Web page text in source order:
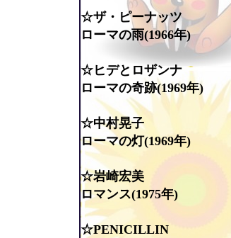
☆ザ・ピーナッツ
ローマの雨(1966年)
☆ヒデとロザンナ
ローマの奇跡(1969年)
☆中村晃子
ローマの灯(1969年)
☆岩崎宏美
ロマンス(1975年)
☆PENICILLIN